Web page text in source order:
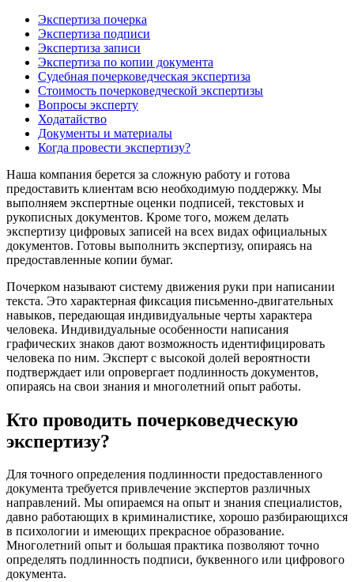
Экспертиза почерка
Экспертиза подписи
Экспертиза записи
Экспертиза по копии документа
Судебная почерковедческая экспертиза
Стоимость почерковедческой экспертизы
Вопросы эксперту
Ходатайство
Документы и материалы
Когда провести экспертизу?
Наша компания берется за сложную работу и готова
предоставить клиентам всю необходимую поддержку. Мы
выполняем экспертные оценки подписей, текстовых и
рукописных документов. Кроме того, можем делать
экспертизу цифровых записей на всех видах официальных
документов. Готовы выполнить экспертизу, опираясь на
предоставленные копии бумаг.
Почерком называют систему движения руки при написании
текста. Это характерная фиксация письменно-двигательных
навыков, передающая индивидуальные черты характера
человека. Индивидуальные особенности написания
графических знаков дают возможность идентифицировать
человека по ним. Эксперт с высокой долей вероятности
подтверждает или опровергает подлинность документов,
опираясь на свои знания и многолетний опыт работы.
Кто проводить почерковедческую
экспертизу?
Для точного определения подлинности предоставленного
документа требуется привлечение экспертов различных
направлений. Мы опираемся на опыт и знания специалистов,
давно работающих в криминалистике, хорошо разбирающихся
в психологии и имеющих прекрасное образование.
Многолетний опыт и большая практика позволяют точно
определять подлинность подписи, буквенного или цифрового
документа.